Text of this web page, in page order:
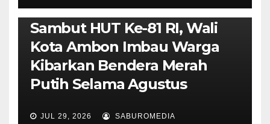
AMBON METRO POLITIK & PEMERINTAHAN
Sambut HUT Ke-81 RI, Wali
Kota Ambon Imbau Warga
Kibarkan Bendera Merah
Putih Selama Agustus
JUL 29, 2026 SABUROMEDIA
PENDIDIKAN & OLAHRAGA THE MOLUCCAS